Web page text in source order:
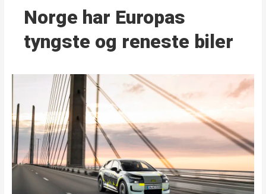
Norge har Europas
tyngste og reneste biler